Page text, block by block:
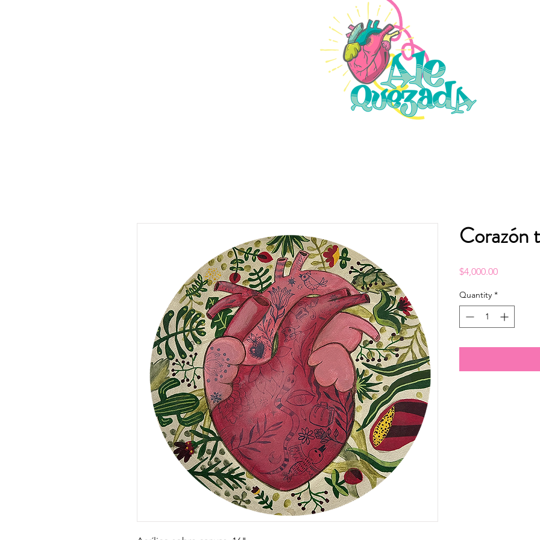
Corazón
$4,000.00Price
Quantity *